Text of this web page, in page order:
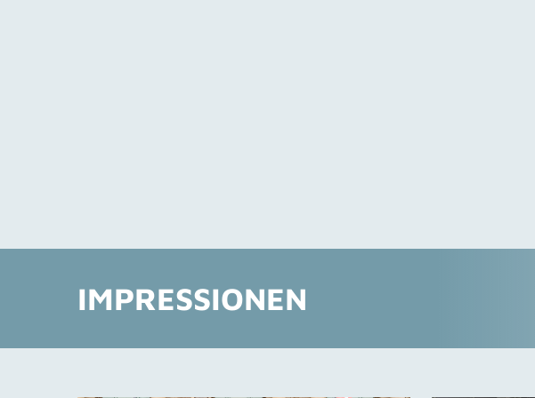
IMPRESSIONEN